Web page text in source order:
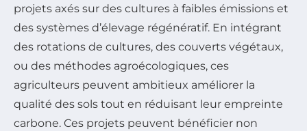
projets axés sur des cultures à faibles émissions et
des systèmes d’élevage régénératif. En intégrant
des rotations de cultures, des couverts végétaux,
ou des méthodes agroécologiques, ces
agriculteurs peuvent ambitieux améliorer la
qualité des sols tout en réduisant leur empreinte
carbone. Ces projets peuvent bénéficier non